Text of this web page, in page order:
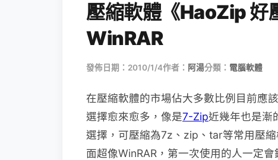
壓縮軟體《HaoZip 好
WinRAR
發佈日期：2010/1/4作者： 阿湯分類： 電腦軟體
在壓縮軟體的市場佔大多數比例目前應
選擇愈來愈多，像是7-Zip近幾年也是漸
選擇，可壓縮為7z、zip、tar等常用壓
面超像WinRAR，第一次使用的人一定